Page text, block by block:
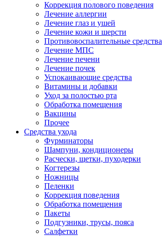
Коррекция полового поведения
Лечение аллергии
Лечение глаз и ушей
Лечение кожи и шерсти
Противовоспалительные средства
Лечение МПС
Лечение печени
Лечение почек
Успокаивающие средства
Витамины и добавки
Уход за полостью рта
Обработка помещения
Вакцины
Прочее
Средства ухода
Фурминаторы
Шампуни, кондиционеры
Расчески, щетки, пуходерки
Когтерезы
Ножницы
Пеленки
Коррекция поведения
Обработка помещения
Пакеты
Подгузники, трусы, пояса
Салфетки